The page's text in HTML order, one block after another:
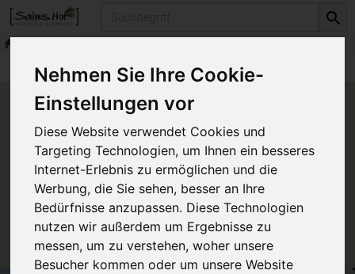
Nehmen Sie Ihre Cookie-
Einstellungen vor
Diese Website verwendet Cookies und
Targeting Technologien, um Ihnen ein besseres
Internet-Erlebnis zu ermöglichen und die
Werbung, die Sie sehen, besser an Ihre
Bedürfnisse anzupassen. Diese Technologien
nutzen wir außerdem um Ergebnisse zu
messen, um zu verstehen, woher unsere
Besucher kommen oder um unsere Website
Produkte Getränke Säfte
Produkt "fair to go Gemüse"
nicht verfügbar.
Das von Ihnen gesuchte Produkt ist leider zur Zeit
nicht verfügbar.